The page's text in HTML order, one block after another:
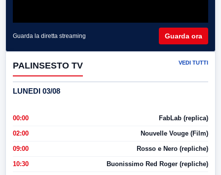
Guarda la diretta streaming Guarda ora
PALINSESTO TV VEDI TUTTI
LUNEDI 03/08
00:00 FabLab (replica)
02:00 Nouvelle Vouge (Film)
09:00 Rosso e Nero (repliche)
10:30 Buonissimo Red Roger (repliche)